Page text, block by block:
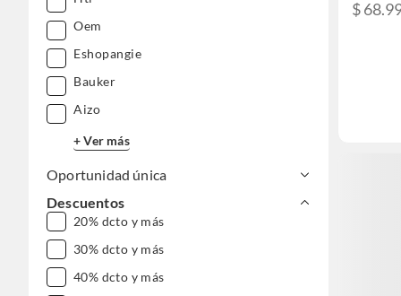
Oem
Eshopangie
Bauker
Aizo
+ Ver más
Oportunidad única
Descuentos
20% dcto y más
30% dcto y más
40% dcto y más
$